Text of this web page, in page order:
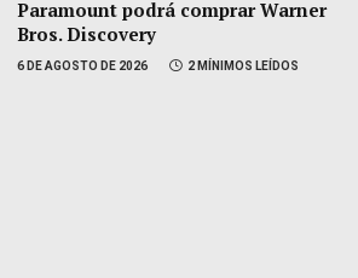
Paramount podrá comprar Warner
Bros. Discovery
6 DE AGOSTO DE 2026 2 MÍNIMOS LEÍDOS